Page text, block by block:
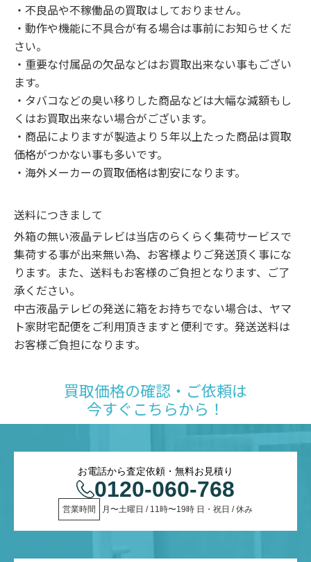
・不良品や不稼働品の買取はしておりません。
・動作や機能に不具合が有る場合は事前にお知らせくだ
さい。
・重要な付属品の欠品などはお買取出来ない事もござい
ます。
・タバコなどの臭い移りした商品などは大幅な減額もし
くはお買取出来ない場合がございます。
・商品によりますが製造より５年以上たった商品は買取
価格がつかない事も多いです。
・海外メーカーの買取価格は割安になります。
送料につきまして
外箱の無い液晶テレビは当店のらくらく集荷サービスで
集荷する事が出来無い為、お客様よりご発送頂く事にな
ります。また、送料もお客様のご負担となります、ご了
承ください。
中古液晶テレビの発送に箱をお持ちでない場合は、ヤマ
ト家財宅配便をご利用頂きますと便利です。発送送料は
お客様ご負担になります。
買取価格の確認・ご依頼は
今すぐこちらから！
お電話から査定依頼・無料お見積り
0120-060-768
営業時間 月〜土曜日 / 11時〜19時 日・祝日 / 休み